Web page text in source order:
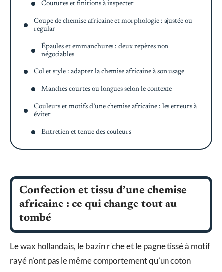
Coutures et finitions à inspecter
Coupe de chemise africaine et morphologie : ajustée ou
regular
Épaules et emmanchures : deux repères non
négociables
Col et style : adapter la chemise africaine à son usage
Manches courtes ou longues selon le contexte
Couleurs et motifs d’une chemise africaine : les erreurs à
éviter
Entretien et tenue des couleurs
Confection et tissu d’une chemise
africaine : ce qui change tout au
tombé
Le wax hollandais, le bazin riche et le pagne tissé à motif
rayé n’ont pas le même comportement qu’un coton